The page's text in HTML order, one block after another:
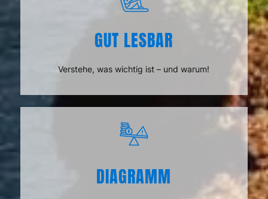
GUT LESBAR
Verstehe, was wichtig ist – und warum!
DIAGRAMM